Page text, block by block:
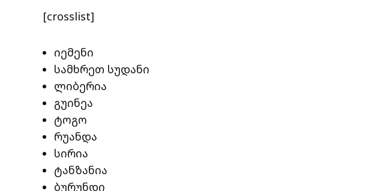
[crosslist]
იემენი
სამხრეთ სუდანი
ლიბერია
გუინეა
ტოგო
რუანდა
სირია
ტანზანია
ბურუნდი